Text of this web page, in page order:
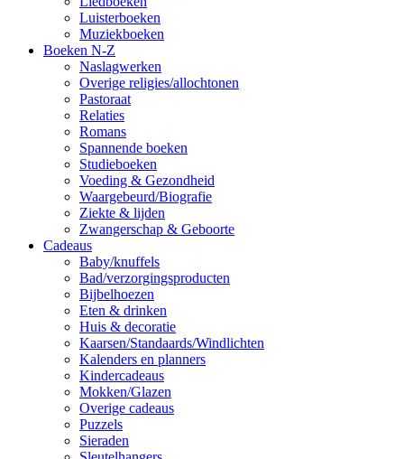
Luisterboeken
Muziekboeken
Boeken N-Z
Naslagwerken
Overige religies/allochtonen
Pastoraat
Relaties
Romans
Spannende boeken
Studieboeken
Voeding & Gezondheid
Waargebeurd/Biografie
Ziekte & lijden
Zwangerschap & Geboorte
Cadeaus
Baby/knuffels
Bad/verzorgingsproducten
Bijbelhoezen
Eten & drinken
Huis & decoratie
Kaarsen/Standaards/Windlichten
Kalenders en planners
Kindercadeaus
Mokken/Glazen
Overige cadeaus
Puzzels
Sieraden